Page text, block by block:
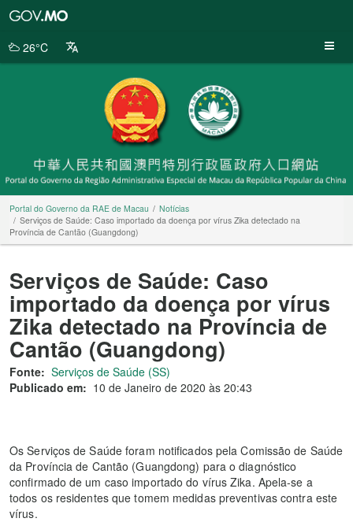
da
26°C
Portal do Governo da RAE de Macau
Notícias
Serviços de Saúde: Caso importado da doença por vírus Zika detectado na
Província de Cantão (Guangdong)
Serviços de Saúde: Caso
importado da doença por vírus
Zika detectado na Província de
Cantão (Guangdong)
Fonte: Serviços de Saúde (SS)
Publicado em: 10 de Janeiro de 2020 às 20:43
Os Serviços de Saúde foram notificados pela Comissão de Saúde
da Província de Cantão (Guangdong) para o diagnóstico
confirmado de um caso importado do vírus Zika. Apela-se a
todos os residentes que tomem medidas preventivas contra este
vírus.